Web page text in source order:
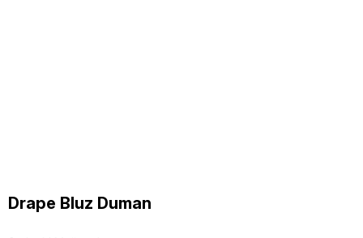
Drape Bluz Duman